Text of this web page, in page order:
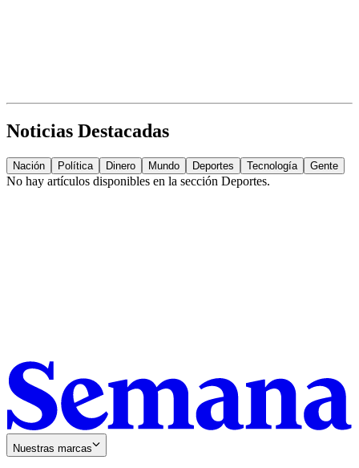
Noticias Destacadas
Nación Política Dinero Mundo Deportes Tecnología Gente
No hay artículos disponibles en la sección Deportes.
Nuestras marcas